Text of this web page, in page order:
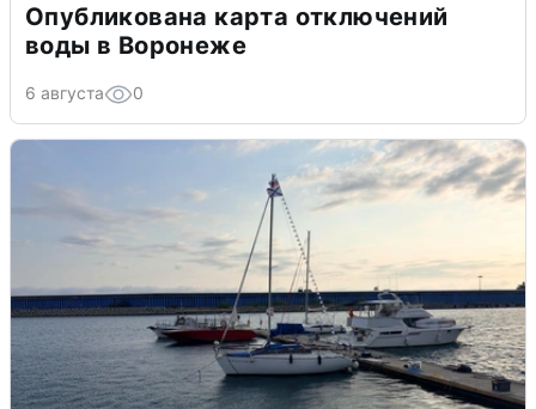
Опубликована карта отключений
воды в Воронеже
6 августа 0